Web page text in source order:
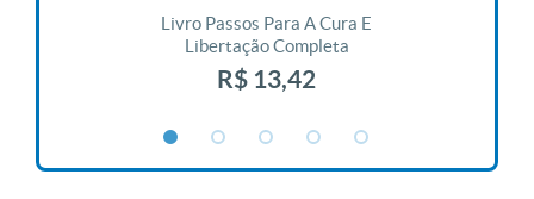
Livro Passos Para A Cura E
Libertação Completa
R$ 13,42